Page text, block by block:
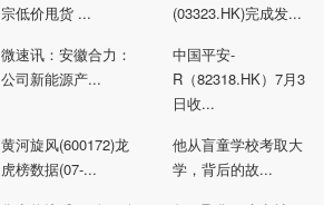
宗低价甩货 ...
(03323.HK)完成发...
微速讯：安徽合力：
公司新能源产...
中国平安-
R（82318.HK）7月3
日收...
黄河旋风(600172)龙
虎榜数据(07-...
他从盲童学校考取大
学，背后的故...